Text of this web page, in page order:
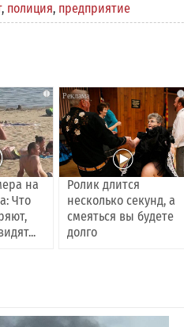
, полиция, предприятие
i
на
Что
i
Ролик длится
несколько секунд, а
смеяться вы будете
долго